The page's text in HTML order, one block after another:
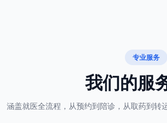
专业服务
我们的服
涵盖就医全流程，从预约到陪诊，从取药到转